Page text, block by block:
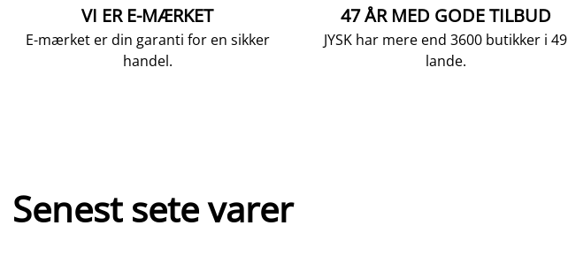
VI ER E-MÆRKET
E-mærket er din garanti for en sikker
handel.
47 ÅR MED GODE TILBUD
JYSK har mere end 3600 butikker i 49
lande.
Senest sete varer